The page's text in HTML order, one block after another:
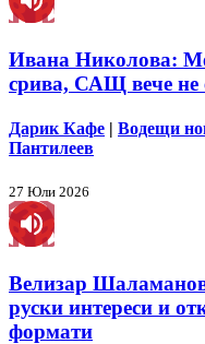
Ивана Николова:
срива, САЩ вече не
Дарик Кафе | Водещи
Пантилеев
27 Юли 2026
Велизар
руски интереси и
формати